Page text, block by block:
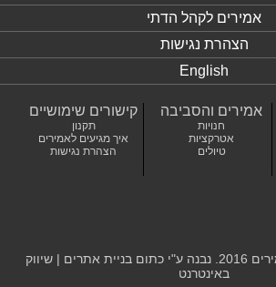
אמירים לקהל הדתי
הצהרת נגישות
English
אמירים והסביבה
חנויות
אטרקציות
טיולים
קישורים שימושיים
תקנון
איך מגיעים לאמירים
הצהרת נגישות
כתום בניית אתרים |שיווק
באינטרנט